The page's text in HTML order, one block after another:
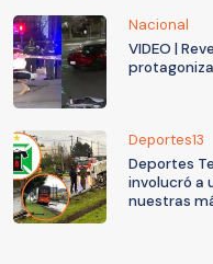
Nacional
VIDEO |
Deportes13
Deportes
involucró a
nuestras